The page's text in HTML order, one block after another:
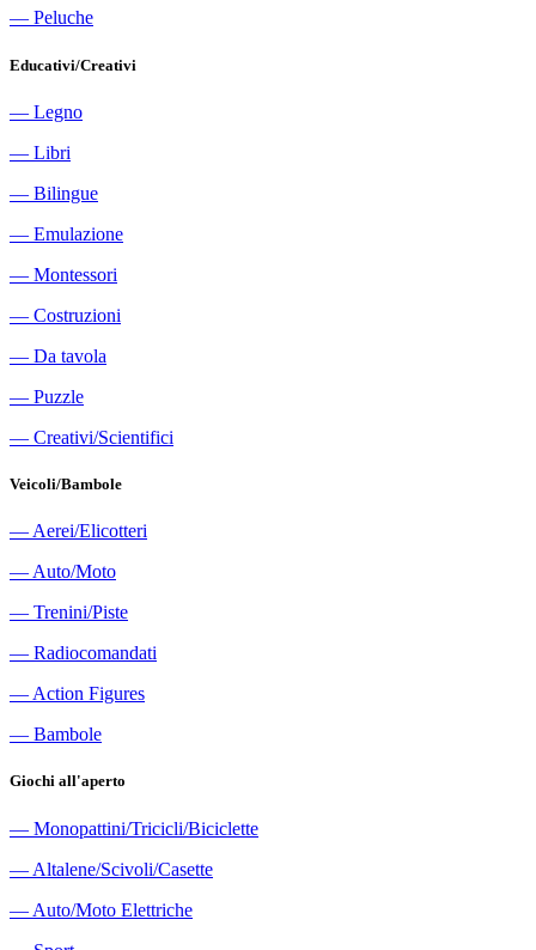
― Peluche
Educativi/Creativi
― Legno
― Libri
― Bilingue
― Emulazione
― Montessori
― Costruzioni
― Da tavola
― Puzzle
― Creativi/Scientifici
Veicoli/Bambole
― Aerei/Elicotteri
― Auto/Moto
― Trenini/Piste
― Radiocomandati
― Action Figures
― Bambole
Giochi all'aperto
― Monopattini/Tricicli/Biciclette
― Altalene/Scivoli/Casette
― Auto/Moto Elettriche